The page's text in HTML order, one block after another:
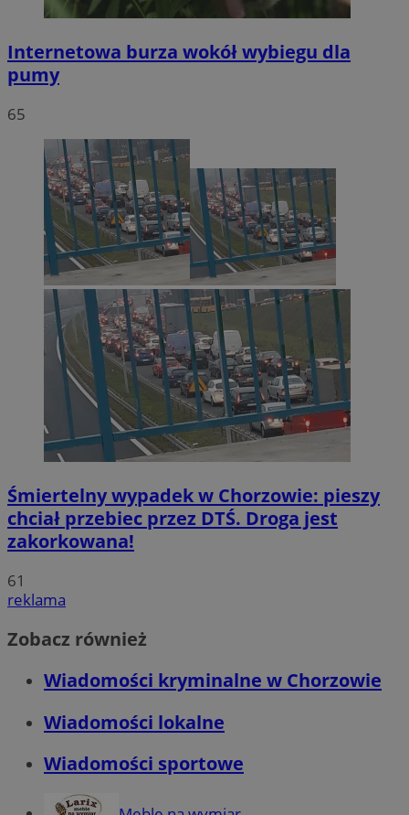
Internetowa burza wokół wybiegu dla
pumy
65
Śmiertelny wypadek w Chorzowie: pieszy
chciał przebiec przez DTŚ. Droga jest
zakorkowana!
61
reklama
Zobacz również
Wiadomości kryminalne w Chorzowie
Wiadomości lokalne
Wiadomości sportowe